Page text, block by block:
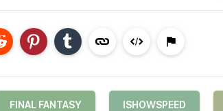
FINAL FANTASY ISHOWSPEED